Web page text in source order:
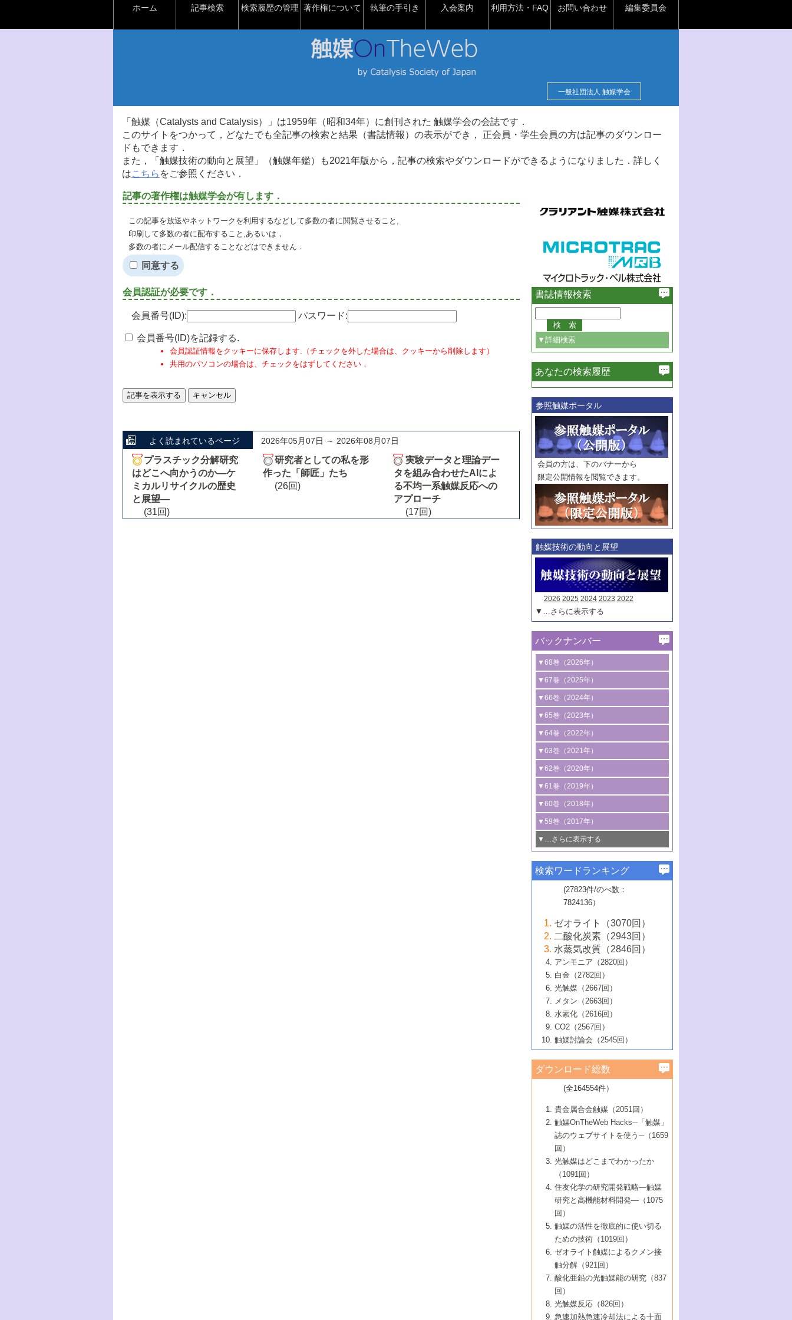
ホーム 記事検索 検索履歴の管理 著作権について 執筆の手引き 入会案内 利用方法・FAQ お問い合わせ 編集委員会
一般社団法人 触媒学会
「触媒（Catalysts and Catalysis）」は1959年（昭和34年）に創刊された 触媒学会の会誌です．
このサイトをつかって，どなたでも全記事の検索と結果（書誌情報）の表示ができ， 正会員・学生会員の方は記事のダウンロー
ドもできます．
また，「触媒技術の動向と展望」（触媒年鑑）も2021年版から，記事の検索やダウンロードができるようになりました．詳しく
はこちら をご参照ください．
記事の著作権は触媒学会が有します．
この記事を放送やネットワークを利用するなどして多数の者に閲覧させること,
印刷して多数の者に配布すること,あるいは，
多数の者にメール配信することなどはできません．
同意する
会員認証が必要です．
会員番号(ID): パスワード:
会員番号(ID)を記録する.
会員認証情報をクッキーに保存します.（チェックを外した場合は、クッキーから削除します）
共用のパソコンの場合は、チェックをはずしてください．
よく読まれているページ 2026年05月07日 ～ 2026年08月07日
プラスチック分解研究
はどこへ向かうのか―ケ
ミカルリサイクルの歴史
と展望―
(31回)
研究者としての私を形
作った「師匠」たち
(26回)
実験データと理論デー
タを組み合わせたAIによ
る不均一系触媒反応への
アプローチ
(17回)
書誌情報検索
▼詳細検索
必ず含む
巻・号指定
巻
号
範囲指定
巻
号～
巻
号
触媒年鑑
年度
記事種別
マーク：
マークあり
あなたの検索履歴
参照触媒ポータル
会員の方は、下のバナーから
限定公開情報を閲覧できます。
触媒技術の動向と展望
2026 2025 2024 2023 2022
▼…さらに表示する
バックナンバー
▼68巻（2026年）
1号 過酸化水素合成に関する研究動向
2号 コンピューター技術により加速する
触媒開発
3号 有機分子変換やCO 資源化のための
光触媒に関する最近の研究
B号 第137回触媒討論会（2026年）
▼67巻（2025年）
1号 CO
水素化によるグリーン燃料/グリ
ーンケミカル製造
2号 水素製造のための水分解技術に関す
る最近の研究
3号 オレフィン系樹脂の精密合成に関す
る最新技術
4号 アルコール類の効率的変換を実現す
る非貴金属触媒の研究動向
5号 ゼオライトの合成と応用における研
究動向
6号 ヘテロ接合界面
B号 第135回触媒討論会（2025年）
▼66巻（2024年）
1号 低次元ナノ構造を有する触媒材料
2号 規制反応場を活用した固体触媒研究
の新展開
3号 未踏分子変換を目指した酸化触媒プ
ロセスの最前線
4号 シンクロトロン放射光および中性子
線を利用した触媒解析技術の最先端
5号 単原子触媒
6号 参照触媒委員会からのお知らせ
B号 第133回触媒討論会（2023年）
▼65巻（2023年）
1号 炭素が関わる触媒機能
2号 プラスチックケミカルリサイクルの
ための触媒技術
3号 非酸化物系金属化合物を基盤とした
触媒材料の開発
4号 格子酸素・格子酸素欠陥を利用した
触媒反応
5号 生体触媒によるエネルギー変換反応
6号 窒素とリンの循環のための触媒・機
能性材料
▼64巻（2022年）
1号 合成ガス製造とCOを用いるケミカル
ズ合成の最新動向
2号 化学品合成のための合金触媒開発
3号 CO の排出削減および有効活用のた
めの触媒技術
4号 若手による情報発信企画～とびたて
若き触媒の研究者たち～（1）
若き触媒の研究者たち～（2）
6号 石油のノーブル・ユースを志向した
触媒技術
大学：オンライン・対面開催）
▼63巻（2021年）
1号 金触媒の新展開
2号 ペロブスカイト
3号 特殊反応場を利用した触媒的分子変
換反応
4号 多孔質材料を用いた触媒の新展開
5号 情報学的手法を用いた触媒開発
6号 カーボンニュートラルに向けた電解
技術
B号 第127回触媒討論会（2021年・オン
ライン開催(Zoom)のみ）
▼62巻（2020年）
1号 触媒設計を拓く欠陥構造のキャラク
タリゼーション
2号 機能化学品製造に資するクリーンな
触媒的酸化反応
3号 水処理のための触媒化学
4号 光触媒を用いた水分解の最新の研究
動向
5号 次世代の触媒プロセスを支えるマイ
6号 メタン転換技術の最新動向
B号 第125回触媒討論会（2020年・工学
院大学）
▼61巻（2019年）
1号 物質移動制御に着目した触媒プロセ
ス開発
2号 CO2 フリー水素サプライチェーンに
関わる触媒開発動向
3号 精密高分子合成に関する最近の研究
動向
4号 バイオマス化成品製造のための触媒
5号 固体触媒による含窒素有機化合物変
換の最前線
6号 貴金属使用量低減に向けた自動車排
ガス浄化触媒の開発
B号 第123回触媒討論会（2019年・大阪
▼60巻（2018年）
1号 固体酸触媒の最新の研究動向
2号 二酸化炭素からの有用化学品合成
3号 ナノ粒子・クラスター触媒の最前線
4号 60周年記念企画
5号 進化するゼオライト合成技術
6号 非貴金属系触媒における電気化学的
B号 第121回触媒討論会（2018年・東京
大学）
▼59巻（2017年）
1号 いたるところに，触媒
最先端技術
3号 無機分離膜材料の開発と触媒反応プ
ロセスへの適用
5号 水素のふるまいを解き明かす最先端
研究
6号 低級アルカンの有効利用のための触
媒技術
B号 第119回触媒討論会（2017年・首都
大学東京）
▼…さらに表示する
1号 ユニークな構造の高分子を生み出す触
2号 リグニンからの化成品製造に向けた触
媒技術
3号 触媒研究の最先端～とびたて若き研究
者たち～（1）
4号 触媒研究の最先端～とびたて若き研究
者たち～（2）
5号 触媒研究の最先端～とびたて若き研究
者たち～（3）
6号 イオニクス材料と燃料電池・電解合成
の最新の研究動向
B号 第117回触媒討論会（2016年・大阪府
立大学）
▼57巻（2015年）
1号 水素キャリアにかかわる触媒技術の新
2号 石油精製用触媒の最近の進展
3号 固体酸化物形燃料電池（SOFC）におけ
るアノード触媒上での燃料直接改質技術
4号 コアシェル構造の制御による触媒機能
5号 工業触媒およびその周辺技術の最近の
進歩
6号 ナノシート
B号 第115回触媒討論会（2015年・成蹊大
▼56巻（2014年）
2号 光触媒反応機構に関する最新の研究動
向
開発動向
4号 人工光合成に向けた近年のアプローチ
5号 未利用熱エネルギーの有効活用に貢献
する触媒技術
6号 ポリオキソメタレート
B号 第113回触媒討論会（2014年・ロワジ
ールホテル豊橋）
1号 高耐久性燃料電池システム用触媒にお
ける新展開
2号 リビングラジカル重合の最近の動向
3号 天然ガスの化学工業的展開に関する触
媒技術
4号 貴金属触媒の精密構造制御とその活用
5号 バイオマス化成品製造のための固体触
6号 ナノ空間─吸着状態解析から新機能開拓
B号 第111回触媒討論会（2013年・関西大
▼54巻（2012年）
1号 規則性多孔体の利用技術における最近
の進歩
2号 第109回触媒討論会
3号 貴金属低減技術の最新動向
4号 貴金属代替技術の最新動向
5号 光触媒による物質変換反応の新展開
6号 グラフェン
7号 水素を利用する化成品合成の新潮流
▼53巻（2011年）
1号 金属学から見る合金触媒の新展開
2号 第107回触媒討論会
3号 触媒のその場観察法の進歩（１）
4号 触媒のその場観察法の進歩（２）
5号 不活性結合の触媒的活性化による有機
合成
6号 新しい固体酸触媒技術
7号 ゼオライト合成における最近の進歩
▼52巻（2010年）
1号 触媒の劣化対策と長寿命触媒開発
2号 第105回触媒討論会
3号 ナノ構造が拓く新機能
4号 活性サイトおよびその環境の精密な設
計による触媒の高機能化
5号 触媒を有効に使うための技術
7号 有機分子触媒による精密有機合成
8号 高機能化ポリオレフィンに向けた重合
触媒の最近の進展
1号 炭素材料－熱い注目を集める材料－
2号 第103回触媒討論会
3号 環境浄化用光触媒の現状と課題
4号 水素社会の実現に向けた水素製造・貯
蔵技術の進歩
5号 CO2が関わる触媒・材料
7号 持続可能社会実現のための触媒および
触媒関連技術
▼50巻（2008年）
1号 触媒化学と学会のこの10年，半世紀，
そして未来
2号 第101回触媒討論会
4号 錯体を利用したユニークな表面構造の
構築と機能
5号 若手会員による触媒研究の未来展望1：
企業編
6号 第102回触媒討論会
7号 触媒・化学反応における計算化学の進
8号 若手研究者による触媒研究の未来展望
2：大学・研究所編
▼49巻（2007年）
1号 含フッ素化合物の合成と触媒
2号 第99回触媒討論会
3号 実用的ファインケミカル合成プロセス
を実現する触媒
5号 こんな物質，あんな物質―新たな触媒
の可能性―
7号 『結晶の化学』を活かした触媒研究
8号 イオン液体の応用
▼48巻（2006年）
1号 固体酸触媒の最近の進歩
2号 第97回触媒討論会
3号 リビング重合触媒の最近の展開
5号 水素製造・貯蔵のための触媒技術の新
しい展開
6号 第98回触媒討論会
7号 基礎化学品製造の触媒技術
8号 多機能型リアクター
1号 最近の触媒担体とその効果
2号 第95回触媒討論会
4号 水分解用光触媒材料
5号 時間分解分光の進歩と応用
6号 第96回触媒討論会
8号 超臨界流体を用いた化学プロセスの新
▼46巻（2004年）
1号 部分酸化反応触媒の最前線
2号 第93回触媒討論会
3号 特殊エネルギー場の触媒反応
4号 生体内における金属の触媒作用
5号 ファインケミカルズの展開に寄与する
6号 第94回触媒討論会
7号 サブナノレベルでみた新しい表面現象
8号 オレフィン重合触媒の新たな展
▼45巻（2003年）
1号 なぜこの触媒が良いのか？
2号 第91回触媒討論会
3号 最近の自動車排ガス処理技術
4号 触媒研究の現状と将来─第90回触媒討論
5号 基礎化学品製造の触媒技術
6号 第92回触媒討論会
7号 基礎化学品製造の触媒技術
8号 資源の循環と触媒技術
▼44巻（2002年）
1号 高次制御された触媒の化学
2号 第89回触媒討論会
3号 触媒を利用した電気化学の新展開
4号 ナノ材料の調製と機能化
5号 こんな触媒が欲しい
6号 第90回触媒討論会
7号 触媒研究と学術雑誌/情報
8号 若い世代からみた触媒化学の現状と未
▼43巻（2001年）
1号 グリーンケミストリーと触媒
2号 第87回触媒討論会特集号
3号 生体触媒とバイオプロセス
4号 水素製造・利用の触媒化学
5号 触媒研究における新しい切り口：コン
ビナトリアルケミストリー
6号 第88回触媒討論会特集号
7号 企業における触媒研究のブレークスル
8号 この材料を触媒として使ってみません
▼42巻（2000年）
1号 触媒反応工学の明日を拓く
2号 第85回触媒討論会
3号 反応ダイナミクス
5号 触媒のおもしろさをどのように伝える
6号 第86回触媒討論会
7号 水素化精製触媒の新しい展開
8号 新しい反応性と機能性を目指した金属
クラスタ-化学
▼41巻（1999年）
1号 孔、穴、あな?-特異な空間とその利用-
2号 第83回触媒討論会
3号 均一系触媒反応最前線
4号 実用炭素材料の新展開
5号 研究の方法論を考える
7号 機能性金属材料と触媒
8号 触媒研究へのNMRの応用と展望
▼40巻（1998年）
進展と21世紀への提言/創立40周年記念・触
媒学会この10年の歩みとこれから/創立40周
2号 第81回触媒討論会
3号 計算機触媒化学へのさそい
4号 触媒劣化の制御と予測
5号 最新の実用プロセスと触媒
6号 第82回触媒討論会
1号 均一系と不均一系触媒反応-その特徴と
接点
2号 第79回触媒討論会
3号 最新NO除去触媒の実用化研究
4号 新しい反応場を目指した触媒調製
5号 反応・分離技術の新しい展開
6号 第80回触媒討論会
▼38巻（1996年）
1号 触媒の構造と触媒作用/C1化学を中心と
する21世紀への触媒
3号 オリンピックメダル:金・銀・銅はどん
な触媒作用を示すか
4号 触媒作用における機能の複合化
▼37巻（1995年）
1号 ファインケミカルズと固体触媒
2号 第75回触媒討論会
3号 希土類を利用した触媒
4号 触媒とリサイクル
5号 エネルギー変換触媒
▼36巻（1994年）
1号 電気化学と触媒
2号 第73回触媒討論会
3号 C4化学の展開
4号 《通常号》
▼35巻（1993年）
1号 工業触媒開発マニュアル―探索から工
業化まで
2号 第71回触媒討論会
▼34巻（1992年）
1号 インパクトを与えたこの研究
2号 第69回触媒討論会
▼33巻（1991年）
1号 触媒プロセス開発マニュアル―探索か
▼32巻（1990年）
検索ワードランキング
(27823件/のべ数：
7824136）
ゼオライト（3070回）
二酸化炭素（2943回）
水蒸気改質（2846回）
アンモニア（2820回）
白金（2782回）
光触媒（2667回）
メタン（2663回）
水素化（2616回）
CO2（2567回）
触媒討論会（2545回）
ダウンロード総数
(全164554件）
貴金属合金触媒（2051回）
触媒OnTheWeb Hacks─「触媒」
誌のウェブサイトを使う─（1659
回）
光触媒はどこまでわかったか
（1091回）
住友化学の研究開発戦略―触媒
研究と高機能材料開発―（1075
回）
触媒の活性を徹底的に使い切る
ための技術（1019回）
ゼオライト触媒によるクメン接
触分解（921回）
酸化亜鉛の光触媒能の研究（837
回）
光触媒反応（826回）
急速加熱急速冷却法による十面